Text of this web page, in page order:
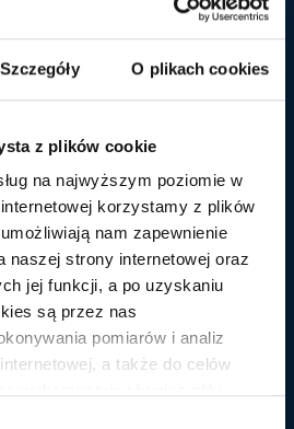
Szczegóły O plikach cookies
z plików cookie
na najwyższym poziomie w
korzystamy z plików
nam zapewnienie
naszej strony internetowej oraz
jej funkcji, a po uzyskaniu
są przez nas
pomiarów i analiz
a także do celów
RÓŻNE
– czyli jak nie spamować
witryny
dość często spotykam się ze